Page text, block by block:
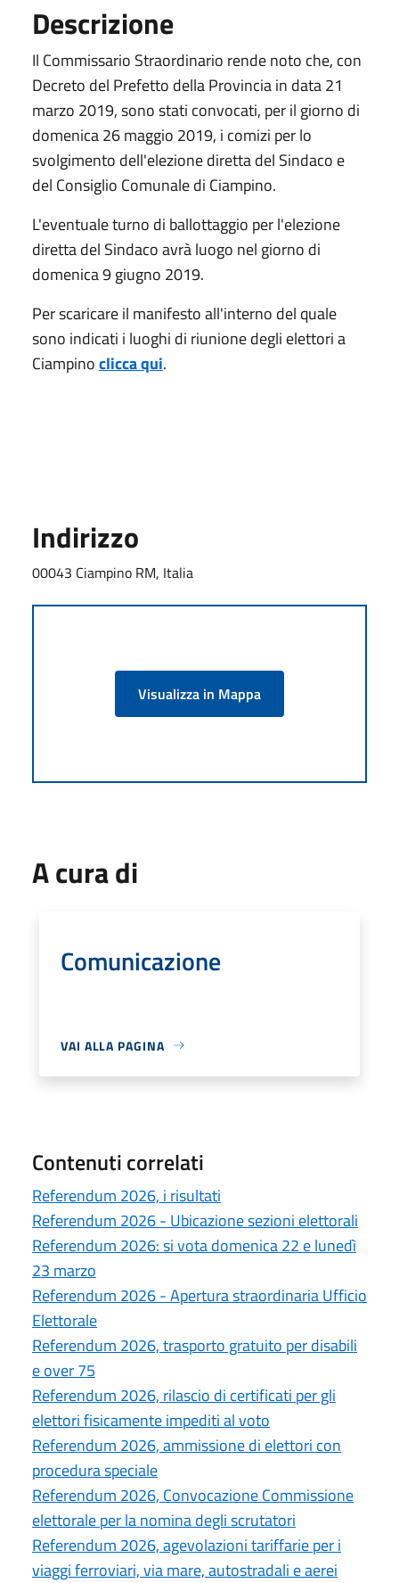
Descrizione
Il Commissario Straordinario rende noto che, con
Decreto del Prefetto della Provincia in data 21
marzo 2019, sono stati convocati, per il giorno di
domenica 26 maggio 2019, i comizi per lo
svolgimento dell'elezione diretta del Sindaco e
del Consiglio Comunale di Ciampino.
L'eventuale turno di ballottaggio per l'elezione
diretta del Sindaco avrà luogo nel giorno di
domenica 9 giugno 2019.
Per scaricare il manifesto all'interno del quale
sono indicati i luoghi di riunione degli elettori a
Ciampinoclicca qui.
Indirizzo
00043 Ciampino RM, Italia
Visualizza in Mappa
A cura di
Comunicazione
VAI ALLA PAGINA
Contenuti correlati
Referendum 2026, i risultati
Referendum 2026 - Ubicazione sezioni elettorali
Referendum 2026: si vota domenica 22 e lunedì
23 marzo
Referendum 2026 - Apertura straordinaria Ufficio
Elettorale
Referendum 2026, trasporto gratuito per disabili
e over 75
Referendum 2026, rilascio di certificati per gli
elettori fisicamente impediti al voto
Referendum 2026, ammissione di elettori con
procedura speciale
Referendum 2026, Convocazione Commissione
elettorale per la nomina degli scrutatori
Referendum 2026, agevolazioni tariffarie per i
viaggi ferroviari, via mare, autostradali e aerei